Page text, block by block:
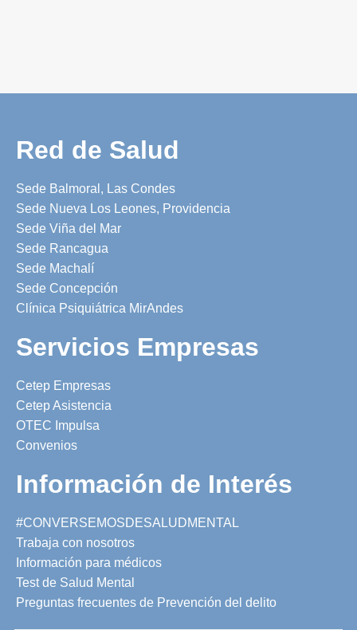
Red de Salud
Sede Balmoral, Las Condes
Sede Nueva Los Leones, Providencia
Sede Viña del Mar
Sede Rancagua
Sede Machalí
Sede Concepción
Clínica Psiquiátrica MirAndes
Servicios Empresas
Cetep Empresas
Cetep Asistencia
OTEC Impulsa
Convenios
Información de Interés
#CONVERSEMOSDESALUDMENTAL
Trabaja con nosotros
Información para médicos
Test de Salud Mental
Preguntas frecuentes de Prevención del delito